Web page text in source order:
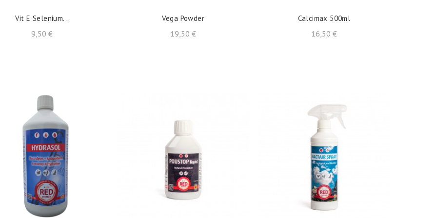
Vit E Selenium...
9,50 €
Vega Powder
19,50 €Precio
Calcimax 500ml
16,50 €Precio